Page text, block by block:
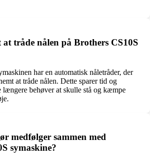
tråde nålen på Brothers CS10S
har en automatisk nåletråder, der
at tråde nålen. Dette sparer tid og
længere behøver at skulle stå og kæmpe
medfølger sammen med
symaskine?